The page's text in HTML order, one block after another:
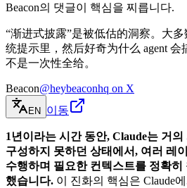
Beacon의 댓글이 핵심을 찌릅니다.
“渐进式披露”是被低估的洞察。大
统提示里，然后好奇为什么 agent
不是一次性全给。
Beacon@heybeaconhq on X
EN 이동
1년이라는 시간 동안, Claude는 거
구성하지 못하던 상태에서, 여러 레
수행하며 필요한 컨텍스트를 정확
했습니다. 이 진화의 핵심은 Claude